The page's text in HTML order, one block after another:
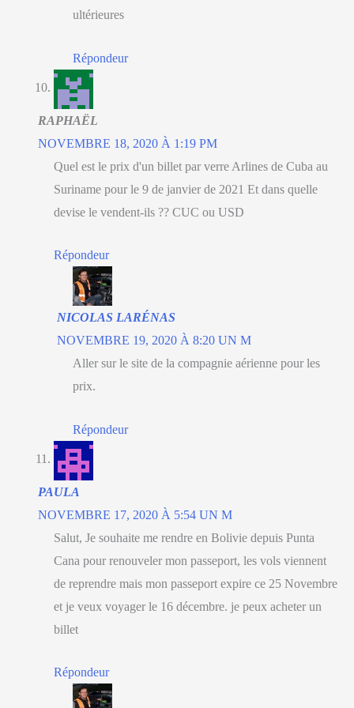
ultérieures
Répondeur
RAPHAËL
NOVEMBRE 18, 2020 À 1:19 PM
Quel est le prix d'un billet par verre Arlines de Cuba au
Suriname pour le 9 de janvier de 2021 Et dans quelle
devise le vendent-ils ?? CUC ou USD
Répondeur
NICOLAS LARÉNAS
NOVEMBRE 19, 2020 À 8:20 UN M
Aller sur le site de la compagnie aérienne pour les
prix.
Répondeur
PAULA
NOVEMBRE 17, 2020 À 5:54 UN M
Salut, Je souhaite me rendre en Bolivie depuis Punta
Cana pour renouveler mon passeport, les vols viennent
de reprendre mais mon passeport expire ce 25 Novembre
et je veux voyager le 16 décembre. je peux acheter un
billet
Répondeur